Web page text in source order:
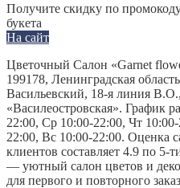
Получите скидку по
букета
На сайт
Цветочный Салон «Garnet
199178, Ленинградская
Васильевский, 18-я линия
«Василеостровская». График
22:00, Ср 10:00-22:00, Чт
22:00, Вс 10:00-22:00. Оценка
клиентов составляет 4.9 по 5-
— уютный салон цветов и
для первого и повторного